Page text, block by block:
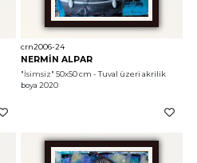
crn2006-24
NERMİN ALPAR
"İsimsiz" 50x50 cm - Tuval üzeri akrilik
boya 2020